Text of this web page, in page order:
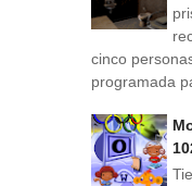
cinco
programada